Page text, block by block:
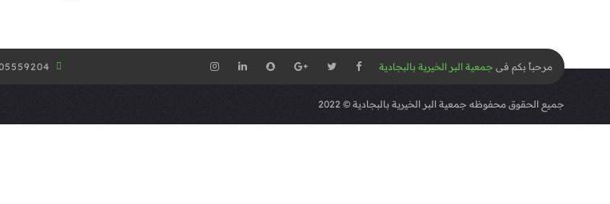
مرحباً بكم فى جمعية البر الخيرية بالبجادية
جميع الحقوق محفوظه جمعية البر الخيرية بالبجادية © 2022